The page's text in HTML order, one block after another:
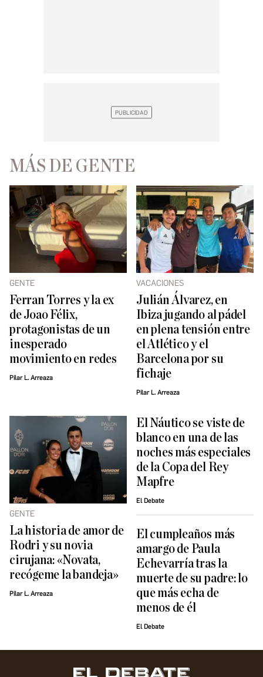
MÁS DE GENTE
GENTE
Ferran Torres y la ex
de Joao Félix,
protagonistas de un
inesperado
movimiento en redes
Pilar L. Arreaza
VACACIONES
Julián Álvarez, en
Ibiza jugando al pádel
en plena tensión entre
el Atlético y el
Barcelona por su
fichaje
Pilar L. Arreaza
GENTE
La historia de amor de
Rodri y su novia
cirujana: «Novata,
recógeme la bandeja»
Pilar L. Arreaza
El Náutico se viste de
blanco en una de las
noches más especiales
de la Copa del Rey
Mapfre
El Debate
El cumpleaños más
amargo de Paula
Echevarría tras la
muerte de su padre: lo
que más echa de
menos de él
El Debate